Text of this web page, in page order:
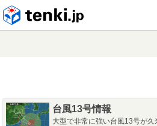
台風13号情報
大型で非常に強い台風13号が